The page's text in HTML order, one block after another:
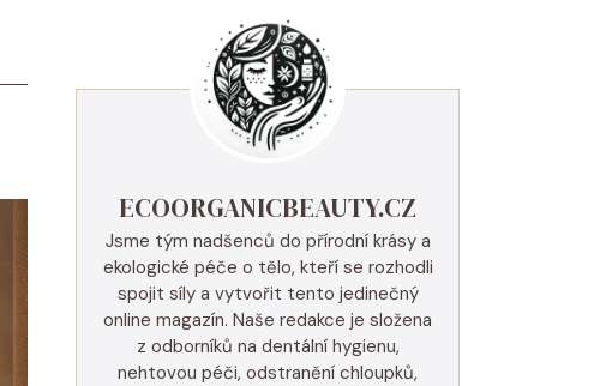
ECOORGANICBEAUTY.CZ
Jsme tým nadšenců do přírodní krásy a
ekologické péče o tělo, kteří se rozhodli
spojit síly a vytvořit tento jedinečný
online magazín. Naše redakce je složena
z odborníků na dentální hygienu,
nehtovou péči, odstranění chloupků,